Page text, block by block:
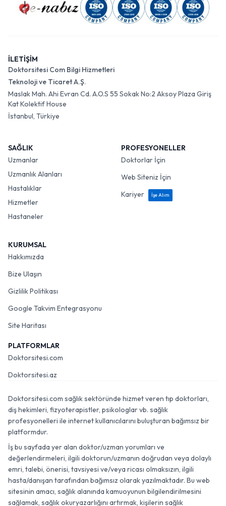
İLETİŞİM
Doktorsitesi Com Bilgi Hizmetleri
Teknoloji ve Ticaret A.Ş.
Maslak Mah. Ahi Evran Cd. A.O.S 55 Sokak No:2 Aksoy Plaza Giriş
Kat Kolektif House
İstanbul, Türkiye
SAĞLIK
Uzmanlar
Uzmanlık Alanları
Hastalıklar
Hizmetler
Hastaneler
PROFESYONELLER
Doktorlar İçin
Web Siteniz İçin
Kariyer
İşe Alım
KURUMSAL
Hakkımızda
Bize Ulaşın
Gizlilik Politikası
Google Takvim Entegrasyonu
Site Haritası
PLATFORMLAR
Doktorsitesi.com
Doktorsitesi.az
Doktorsitesi.com sağlık sektöründe hizmet veren tıp doktorları,
diş hekimleri, fizyoterapistler, psikologlar vb. sağlık
profesyonelleri ile internet kullanıcılarını buluşturan bağımsız bir
platformdur.
İş bu sayfada yer alan doktor/uzman yorumları ve
değerlendirmeleri, ilgili doktorun/uzmanın doğrudan veya dolaylı
emri, talebi, önerisi, tavsiyesi ve/veya ricası olmaksızın, ilgili
hasta/danışan tarafından bağımsız olarak yazılmaktadır. Bu web
sitesinin amacı, sağlık alanında kamuoyunun bilgilendirilmesini
sağlamak, sağlık okuryazarlığını artırmak, kişilerin sağlık